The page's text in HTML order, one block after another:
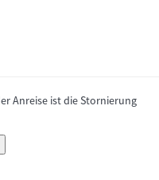
Anreise ist die Stornierung